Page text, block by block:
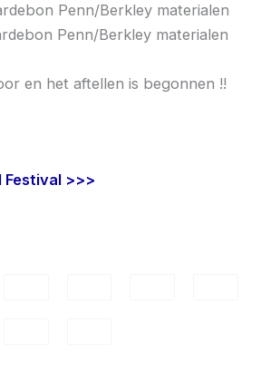
Penn/Berkley materialen
Penn/Berkley materialen
en het aftellen is begonnen !!
Festival >>>